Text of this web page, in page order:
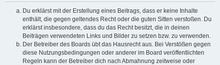
Du erklärst mit der Erstellung eines Beitrags, dass er keine Inhalte
enthält, die gegen geltendes Recht oder die guten Sitten verstoßen. Du
erklärst insbesondere, dass du das Recht besitzt, die in deinen
Beiträgen verwendeten Links und Bilder zu setzen bzw. zu verwenden.
Der Betreiber des Boards übt das Hausrecht aus. Bei Verstößen gegen
diese Nutzungsbedingungen oder anderer im Board veröffentlichten
Regeln kann der Betreiber dich nach Abmahnung zeitweise oder